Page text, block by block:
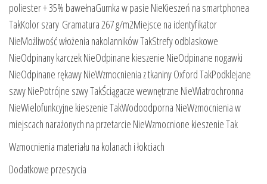
poliester + 35% bawełnaGumka w pasie NieKieszeń na smartphonea
TakKolor szary Gramatura 267 g/m2Miejsce na identyfikator
NieMożliwość włożenia nakolanników TakStrefy odblaskowe
NieOdpinany karczek NieOdpinane kieszenie NieOdpinane nogawki
NieOdpinane rękawy NieWzmocnienia z tkaniny Oxford TakPodklejane
szwy NiePotrójne szwy TakŚciągacze wewnętrzne NieWiatrochronna
NieWielofunkcyjne kieszenie TakWodoodporna NieWzmocnienia w
miejscach narażonych na przetarcie NieWzmocnione kieszenie Tak
Wzmocnienia materiału na kolanach i łokciach
Dodatkowe przeszycia